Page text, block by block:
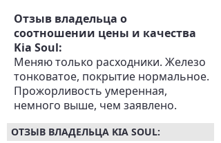
Отзыв владельца о
соотношении цены и качества
Kia Soul:
Меняю только расходники. Железо
тонковатое, покрытие нормальное.
Прожорливость умеренная,
немного выше, чем заявлено.
ОТЗЫВ ВЛАДЕЛЬЦА KIA SOUL: